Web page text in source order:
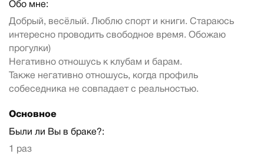
Обо мне:
Добрый, весёлый. Люблю спорт и книги. Стараюсь
интересно проводить свободное время. Обожаю
прогулки)
Негативно отношусь к клубам и барам.
Также негативно отношусь, когда профиль
собеседника не совпадает с реальностью.
Основное
Были ли Вы в браке?:
1 раз